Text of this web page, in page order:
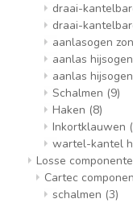
draai-
draai-
aanlasogen
aanlas
aanlas
Schalmen (9)
Haken (8)
Inkortklauwen
wartel-kantel
Losse
Cartec
schalmen (3)